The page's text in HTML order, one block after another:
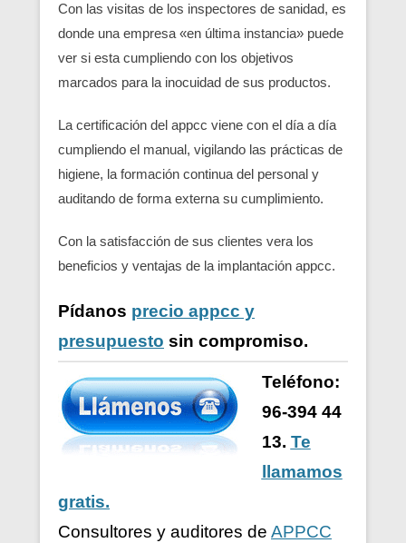
Con las visitas de los inspectores de sanidad, es
donde una empresa «en última instancia» puede
ver si esta cumpliendo con los objetivos
marcados para la inocuidad de sus productos.
La certificación del appcc viene con el día a día
cumpliendo el manual, vigilando las prácticas de
higiene, la formación continua del personal y
auditando de forma externa su cumplimiento.
Con la satisfacción de sus clientes vera los
beneficios y ventajas de la implantación appcc.
Pídanos precio appcc y
presupuesto sin compromiso.
Teléfono:
96-394 44
13. Te
llamamos
gratis.
Consultores y auditores de APPCC